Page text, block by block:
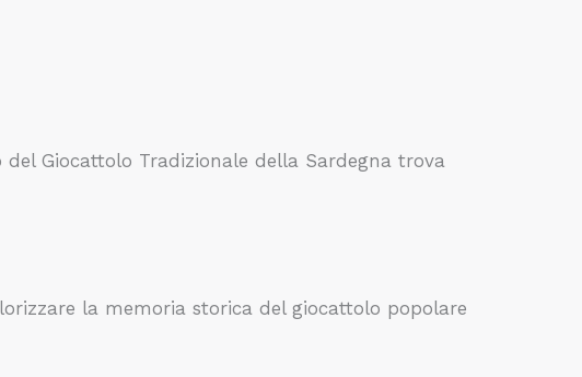
Giocattolo Tradizionale della Sardegna trova
la memoria storica del giocattolo popolare